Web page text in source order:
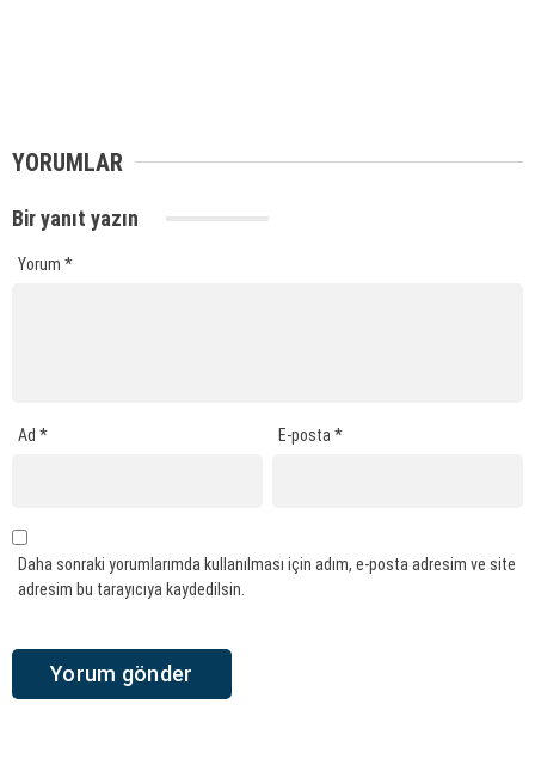
YORUMLAR
Bir yanıt yazın
Yorum *
Ad * E-posta*
Daha sonraki yorumlarımda kullanılması için adım, e-posta adresim ve site
adresim bu tarayıcıya kaydedilsin.